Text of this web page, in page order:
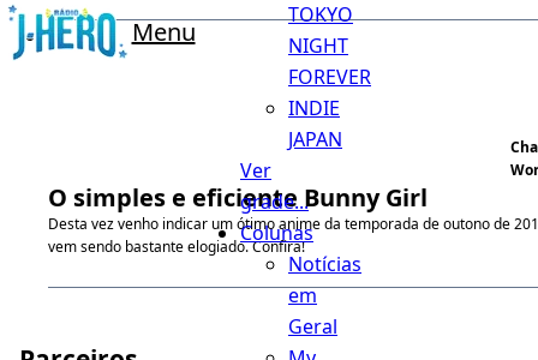
Menu
TOKYO
NIGHT
FOREVER
INDIE
JAPAN
Ver
grade...
Colunas
Notícias
em
Geral
O simples e eficiente Bunny Girl
Desta vez venho indicar um ótimo anime da temporada de outono de
vem sendo bastante elogiado. Confira!